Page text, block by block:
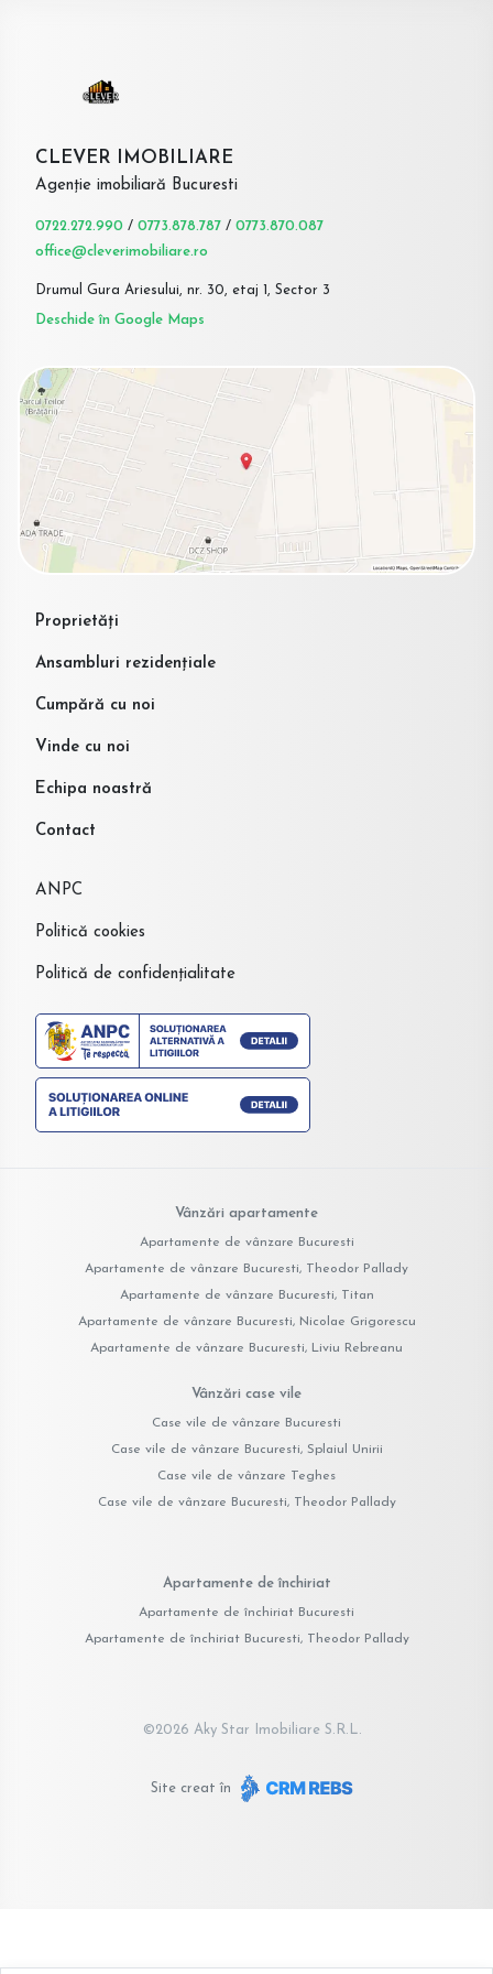
CLEVER IMOBILIARE
Agenție imobiliară Bucuresti
0722.272.990 / 0773.878.787 / 0773.870.087
office@cleverimobiliare.ro
Drumul Gura Ariesului, nr. 30, etaj 1, Sector 3
Deschide în Google Maps
Proprietăți
Ansambluri rezidențiale
Cumpără cu noi
Vinde cu noi
Echipa noastră
Contact
ANPC
Politică cookies
Politică de confidențialitate
Vânzări apartamente
Apartamente de vânzare Bucuresti
Apartamente de vânzare Bucuresti, Theodor Pallady
Apartamente de vânzare Bucuresti, Titan
Apartamente de vânzare Bucuresti, Nicolae Grigorescu
Apartamente de vânzare Bucuresti, Liviu Rebreanu
Vânzări case vile
Case vile de vânzare Bucuresti
Case vile de vânzare Bucuresti, Splaiul Unirii
Case vile de vânzare Teghes
Case vile de vânzare Bucuresti, Theodor Pallady
Apartamente de închiriat
Apartamente de închiriat Bucuresti
Apartamente de închiriat Bucuresti, Theodor Pallady
©2026 Aky Star Imobiliare S.R.L.
Site creat în